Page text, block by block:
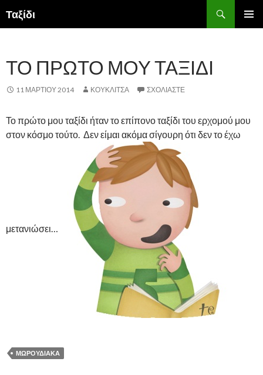
Ταξίδι
ΤΟ ΠΡΏΤΟ ΜΟΥ ΤΑΞΊΔΙ
11 ΜΑΡΤΊΟΥ 2014 ΚΟΥΚΛΊΤΣΑ ΣΧΟΛΙΆΣΤΕ
Το πρώτο μου ταξίδι ήταν το επίπονο ταξίδι του ερχομού μου
στον κόσμο τούτο. Δεν είμαι ακόμα σίγουρη ότι δεν το έχω
μετανιώσει…
ΜΩΡΟΥΔΙΑΚΆ